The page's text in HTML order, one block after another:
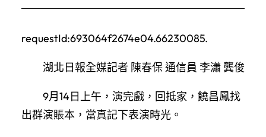
requestId:693064f2674e04.66230085.
湖北日報全媒記者 陳春保 通信員 李瀟 龔俊
9月14日上午，演完戲，回抵家，饒昌鳳找
出群演賬本，當真記下表演時光。